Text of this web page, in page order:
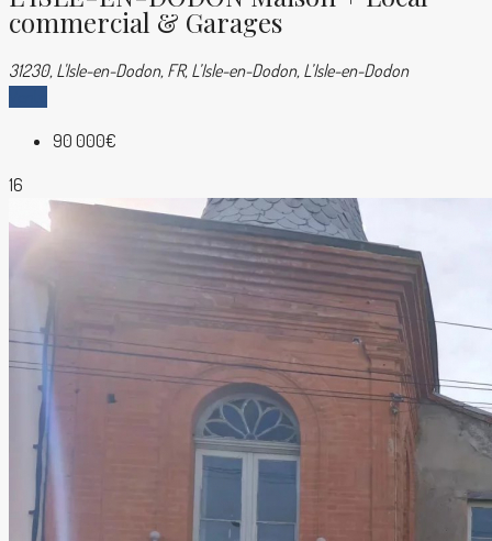
commercial & Garages
31230, L'Isle-en-Dodon, FR, L’Isle-en-Dodon, L’Isle-en-Dodon
90 000€
16